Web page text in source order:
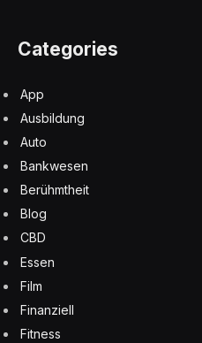
Categories
App
Ausbildung
Auto
Bankwesen
Berühmtheit
Blog
CBD
Essen
Film
Finanziell
Fitness